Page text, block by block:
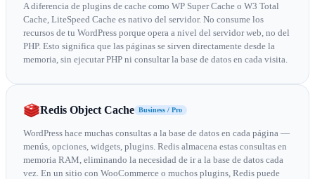
A diferencia de plugins de cache como WP Super Cache o W3 Total
Cache, LiteSpeed Cache es nativo del servidor. No consume los
recursos de tu WordPress porque opera a nivel del servidor web, no del
PHP. Esto significa que las páginas se sirven directamente desde la
memoria, sin ejecutar PHP ni consultar la base de datos en cada visita.
Redis Object Cache Business / Pro
WordPress hace muchas consultas a la base de datos en cada página —
menús, opciones, widgets, plugins. Redis almacena estas consultas en
memoria RAM, eliminando la necesidad de ir a la base de datos cada
vez. En un sitio con WooCommerce o muchos plugins, Redis puede